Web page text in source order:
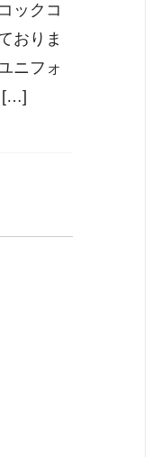
ックコ
おりま
ニフォ
[…]